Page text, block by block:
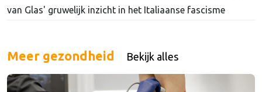
van Glas' gruwelijk inzicht in het Italiaanse fascisme
Meer gezondheid Bekijk alles